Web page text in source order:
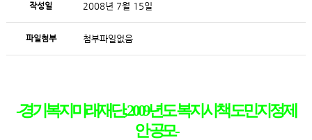
작성일 2008년 7월 15일
파일첨부 첨부파일없음
-경기복지미래재단, 2009년도 복지시책 도민지정제
안 공모-